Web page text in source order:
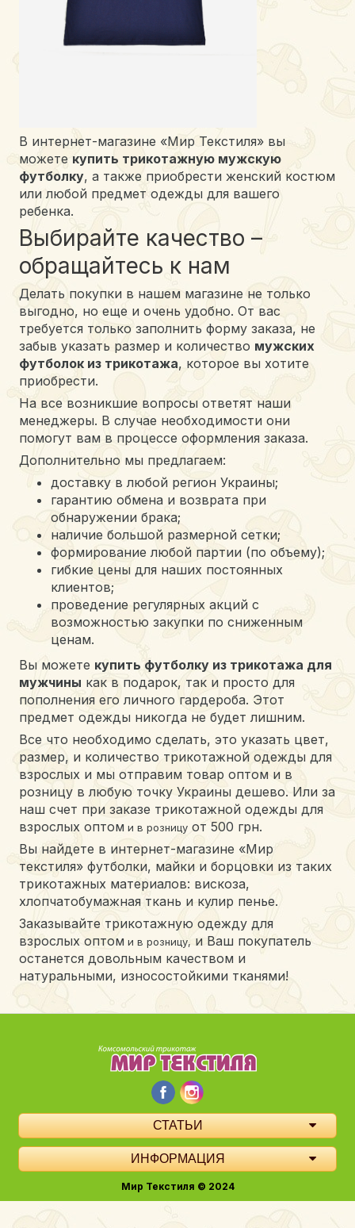
В интернет-магазине «Мир Текстиля» вы
можете купить трикотажную мужскую
футболку, а также приобрести женский костюм
или любой предмет одежды для вашего
ребенка.
Выбирайте качество –
обращайтесь к нам
Делать покупки в нашем магазине не только
выгодно, но еще и очень удобно. От вас
требуется только заполнить форму заказа, не
забыв указать размер и количество мужских
футболок из трикотажа, которое вы хотите
приобрести.
На все возникшие вопросы ответят наши
менеджеры. В случае необходимости они
помогут вам в процессе оформления заказа.
Дополнительно мы предлагаем:
доставку в любой регион Украины;
гарантию обмена и возврата при
обнаружении брака;
наличие большой размерной сетки;
формирование любой партии (по объему);
гибкие цены для наших постоянных
клиентов;
проведение регулярных акций с
возможностью закупки по сниженным
ценам.
Вы можете купить футболку из трикотажа для
мужчины как в подарок, так и просто для
пополнения его личного гардероба. Этот
предмет одежды никогда не будет лишним.
Все что необходимо сделать, это указать цвет,
размер, и количество трикотажной одежды для
взрослых и мы отправим товар оптом и в
розницу в любую точку Украины дешево. Или за
наш счет при заказе трикотажной одежды для
взрослых оптом и в розницу от 500 грн.
Вы найдете в интернет-магазине «Мир
текстиля» футболки, майки и борцовки из таких
трикотажных материалов: вискоза,
хлопчатобумажная ткань и кулир пенье.
Заказывайте трикотажную одежду для
взрослых оптом и в розницу, и Ваш покупатель
останется довольным качеством и
натуральными, износостойкими тканями!
СТАТЬИ
ИНФОРМАЦИЯ
Мир Текстиля © 2024